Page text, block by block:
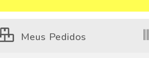
Meus Pedidos